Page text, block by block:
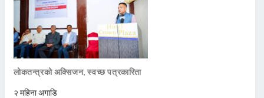
लोकतन्त्रको अक्सिजन, स्वच्छ पत्रकारिता
२ महिना अगाडि